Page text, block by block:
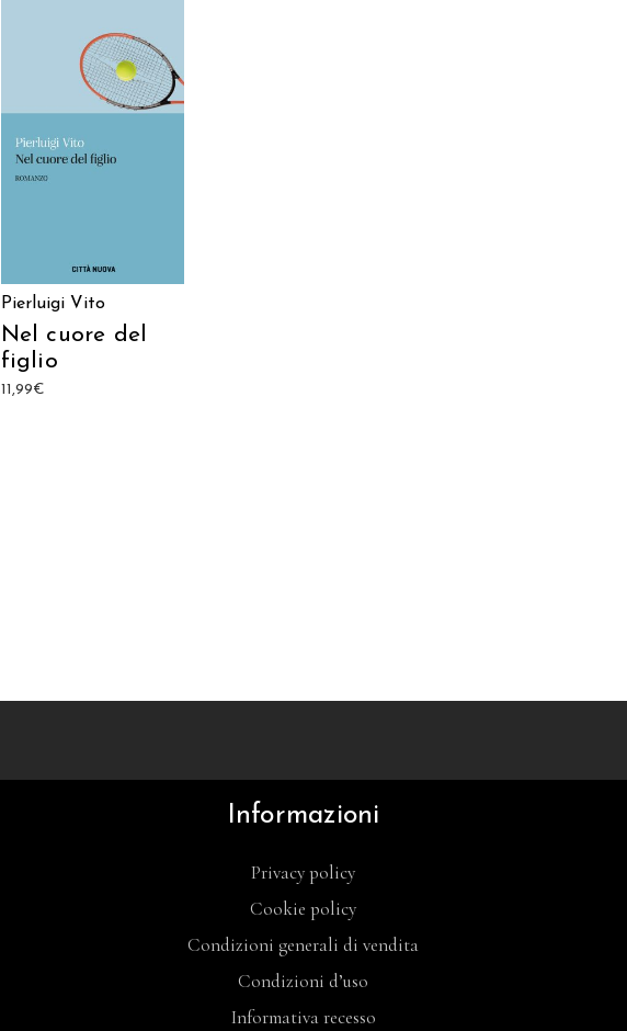
AGGIUNGI AL CARRELLO
Pierluigi Vito
Nel cuore del
figlio
11,99€
Informazioni
Privacy policy
Cookie policy
Condizioni generali di vendita
Condizioni d’uso
Informativa recesso